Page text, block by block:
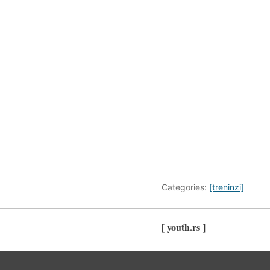
Categories: [treninzi]
[ youth.rs ]